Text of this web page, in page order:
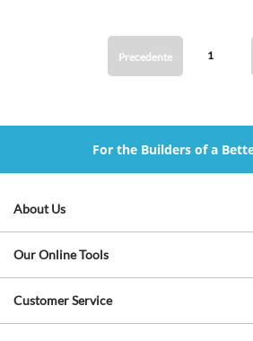
Precedente 1
For the Builders of a
About Us
Our Online Tools
Customer Service